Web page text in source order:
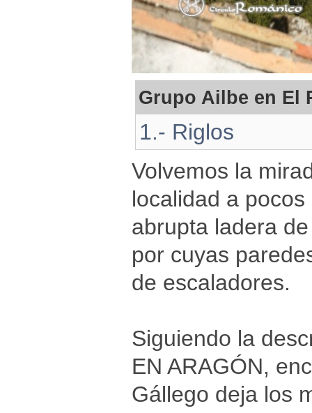
Grupo Ailbe en El
1.- Riglos
Volvemos la
localidad a
abrupta ladera
por cuyas
de escaladores.
Siguiendo la
EN ARAGÓN,
Gállego deja los